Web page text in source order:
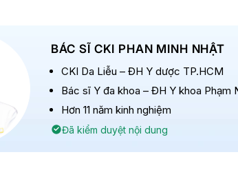
BÁC SĨ CKI PHAN MINH NHẬT
CKI Da Liễu – ĐH Y dược TP.HCM
Bác sĩ Y đa khoa – ĐH Y khoa Phạm
Hơn 11 năm kinh nghiệm
Đã kiểm duyệt nội dung